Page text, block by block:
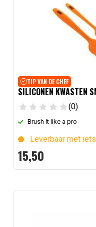
TIP VAN DE CHEF
SILICONEN KWASTEN
(0)
Brush it like a pro
Leverbaar met
15,50